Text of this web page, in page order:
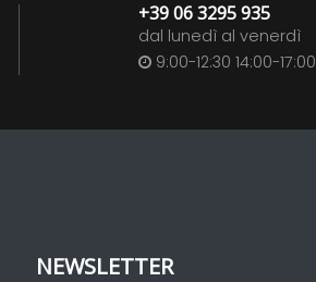
+39 06 3295 935
dal lunedì al venerdì
9:00-12:30 14:00-17:00
NEWSLETTER